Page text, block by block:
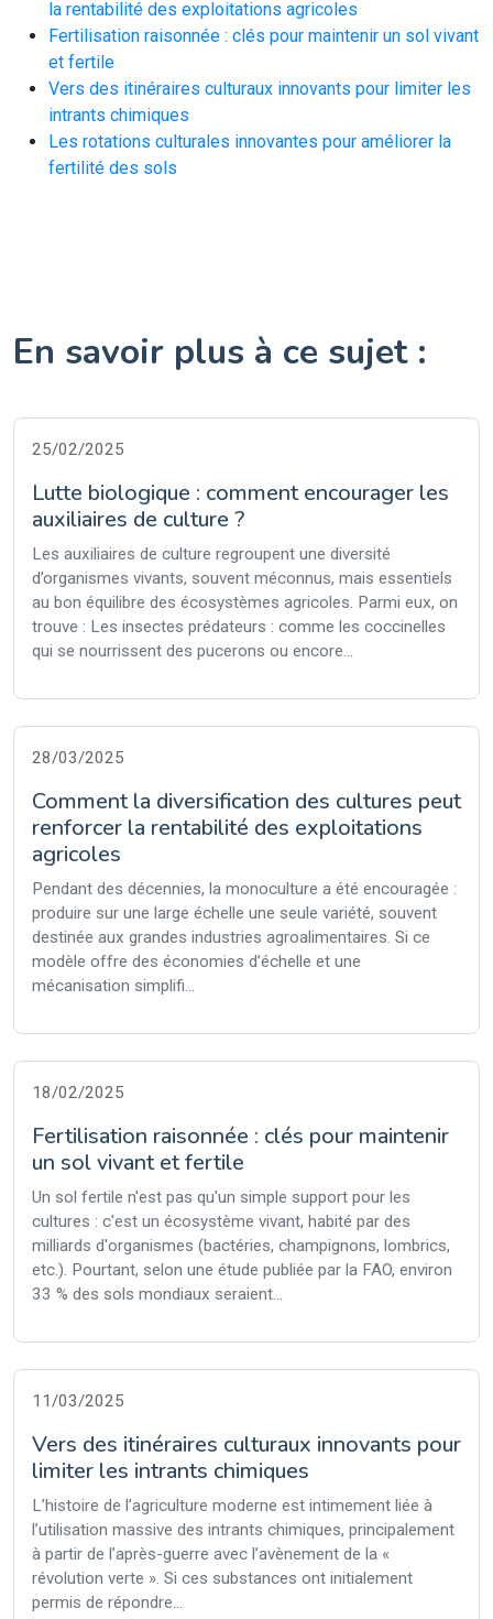
la rentabilité des exploitations agricoles
Fertilisation raisonnée : clés pour maintenir un sol vivant
et fertile
Vers des itinéraires culturaux innovants pour limiter les
intrants chimiques
Les rotations culturales innovantes pour améliorer la
fertilité des sols
En savoir plus à ce sujet :
25/02/2025
Lutte biologique : comment encourager les
auxiliaires de culture ?
Les auxiliaires de culture regroupent une diversité
d’organismes vivants, souvent méconnus, mais essentiels
au bon équilibre des écosystèmes agricoles. Parmi eux, on
trouve : Les insectes prédateurs : comme les coccinelles
qui se nourrissent des pucerons ou encore...
28/03/2025
Comment la diversification des cultures peut
renforcer la rentabilité des exploitations
agricoles
Pendant des décennies, la monoculture a été encouragée :
produire sur une large échelle une seule variété, souvent
destinée aux grandes industries agroalimentaires. Si ce
modèle offre des économies d’échelle et une
mécanisation simplifi...
18/02/2025
Fertilisation raisonnée : clés pour maintenir
un sol vivant et fertile
Un sol fertile n'est pas qu'un simple support pour les
cultures : c'est un écosystème vivant, habité par des
milliards d'organismes (bactéries, champignons, lombrics,
etc.). Pourtant, selon une étude publiée par la FAO, environ
33 % des sols mondiaux seraient...
11/03/2025
Vers des itinéraires culturaux innovants pour
limiter les intrants chimiques
L’histoire de l’agriculture moderne est intimement liée à
l’utilisation massive des intrants chimiques, principalement
à partir de l’après-guerre avec l’avènement de la «
révolution verte ». Si ces substances ont initialement
permis de répondre...